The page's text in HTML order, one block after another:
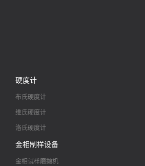
硬度计
布氏硬度计
维氏硬度计
洛氏硬度计
金相制样设备
金相试样磨抛机